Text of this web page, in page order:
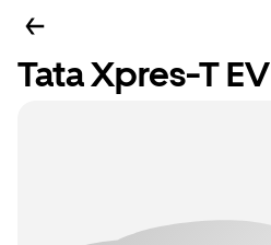
Tata Xpres-T EV